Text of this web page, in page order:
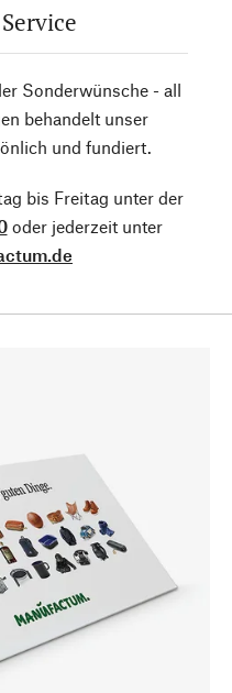
Sonderwünsche - all
behandelt unser
und fundiert.
bis Freitag unter der
oder jederzeit unter